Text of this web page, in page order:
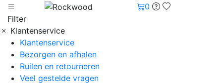
0
Filter
Klantenservice
Klantenservice
Bezorgen en afhalen
Ruilen en retourneren
Veel gestelde vragen